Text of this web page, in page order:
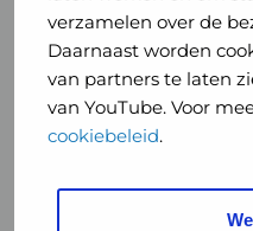
verzamelen over de
Daarnaast worden
van partners te laten
van YouTube. Voor
cookiebeleid.
GGD
GHOR
Nederland
GGD
GHOR
GGD Reizen op social
GGD Reizen